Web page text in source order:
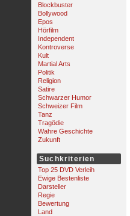
Blockbuster
Bollywood
Epos
Hörfilm
Independent
Kontroverse
Kult
Martial Arts
Politik
Religion
Satire
Schwarzer Humor
Schweizer Film
Tanz
Tragödie
Wahre Geschichte
Zukunft
Suchkriterien
Top 25 DVD Verleih
Ewige Bestenliste
Darsteller
Regie
Bewertung
Land